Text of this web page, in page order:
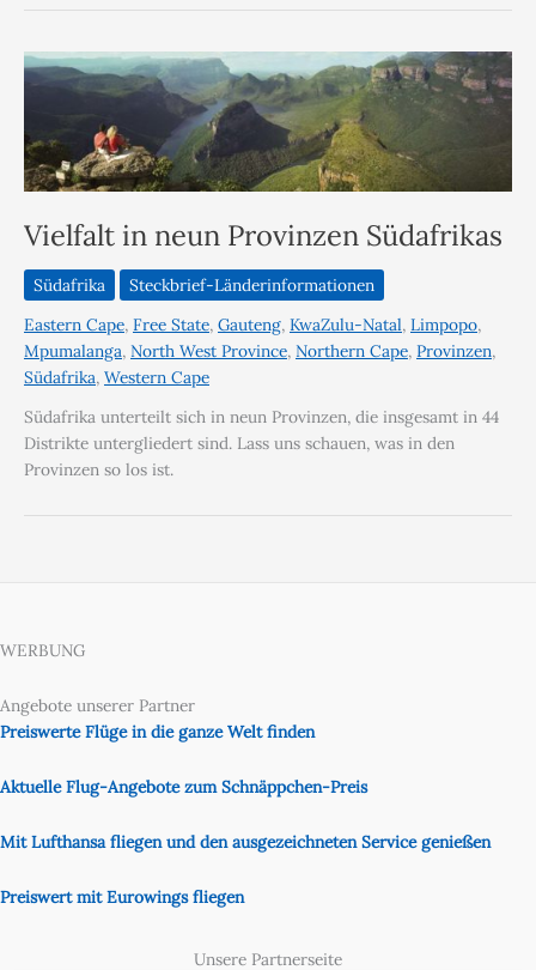
Vielfalt in neun Provinzen Südafrikas
Südafrika
Steckbrief-Länderinformationen
Eastern Cape, Free State, Gauteng, KwaZulu-Natal, Limpopo,
Mpumalanga, North West Province, Northern Cape, Provinzen,
Südafrika, Western Cape
Südafrika unterteilt sich in neun Provinzen, die insgesamt in 44
Distrikte untergliedert sind. Lass uns schauen, was in den
Provinzen so los ist.
WERBUNG
Angebote unserer Partner
Preiswerte Flüge in die ganze Welt finden
Aktuelle Flug-Angebote zum Schnäppchen-Preis
Mit Lufthansa fliegen und den ausgezeichneten Service genießen
Preiswert mit Eurowings fliegen
Unsere Partnerseite